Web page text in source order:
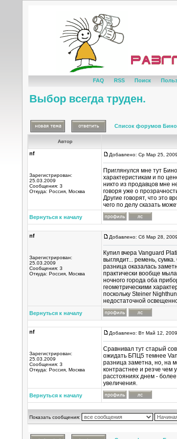
FAQ RSS Поиск
Выбор всегда труден.
Список форумов
Автор
nf
Зарегистрирован:
25.03.2009
Сообщения: 3
Откуда: Россия, Москва
Добавлено: Ср Мар 25,
Приглянулся мне тут
характеристикам и по
никто из продавцов мне
говоря уже о
Другие говорят, что это
чего по делу сказать
Вернуться к началу
nf
Зарегистрирован:
25.03.2009
Сообщения: 3
Откуда: Россия, Москва
Добавлено: Сб Мар 28,
Купил вчера Vanguard
выглядит... ремень,
разница оказалась
практически вообще
ночного города оба
геометрическими
поскольку Steiner
недостаточной
Вернуться к началу
nf
Зарегистрирован:
25.03.2009
Сообщения: 3
Откуда: Россия, Москва
Добавлено: Вт Май 12,
Сравнивал тут старый
ожидать БПЦ5 темнее
разница заметна, но, на
контрастнее и резче
расстояниях днем -
увеличения.
Вернуться к началу
Показать сообщения: